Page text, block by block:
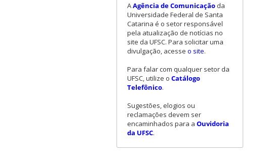
AAgência de Comunicação da
Universidade Federal de Santa
Catarina é o setor responsável
pela atualização de notícias no
site da UFSC. Para solicitar uma
divulgação, acesse o site.
Para falar com qualquer setor da
UFSC, utilize o Catálogo
Telefônico.
Sugestões, elogios ou
reclamações devem ser
encaminhados para a Ouvidoria
da UFSC.